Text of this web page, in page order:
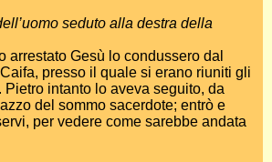
seduto alla destra della
arrestato Gesù lo condussero dal
presso il quale si erano riuniti gli
intanto lo aveva seguito, da
del sommo sacerdote; entrò e
per vedere come sarebbe andata